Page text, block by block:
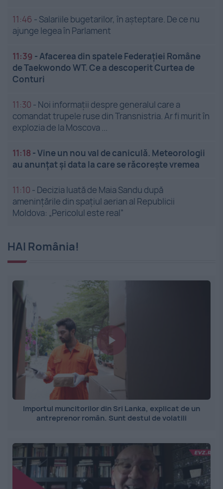
11:46 - Salariile bugetarilor, în așteptare. De ce nu
ajunge legea în Parlament
11:39 -Afacerea din spatele Federației Române
de Taekwondo WT. Ce a descoperit Curtea de
Conturi
11:30 - Noi informații despre generalul care a
comandat trupele ruse din Transnistria. Ar fi murit în
explozia de la Moscova ...
11:18 -Vine un nou val de caniculă. Meteorologii
au anunțat și data la care se răcorește vremea
11:10 - Decizia luată de Maia Sandu după
amenințările din spațiul aerian al Republicii
Moldova: „Pericolul este real”
HAI România!
Importul muncitorilor din Sri Lanka, explicat de un
antreprenor român. Sunt destul de volatili